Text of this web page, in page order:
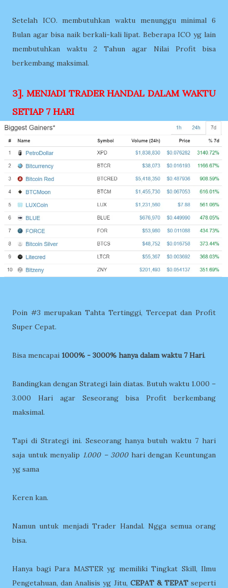
Setelah ICO. membutuhkan waktu menunggu minimal 6
Bulan agar bisa naik berkali-kali lipat. Beberapa ICO yg lain
membutuhkan waktu 2 Tahun agar Nilai Profit bisa
berkembang maksimal.
3]. MENJADI TRADER HANDAL DALAM WAKTU
SETIAP 7 HARI
Poin #3 merupakan Tahta Tertinggi, Tercepat dan Profit
Super Cepat.
Bisa mencapai 1000% - 3000% hanya dalam waktu 7 Hari.
Bandingkan dengan Strategi lain diatas. Butuh waktu 1.000 –
3.000 Hari agar Seseorang bisa Profit berkembang
maksimal.
Tapi di Strategi ini. Seseorang hanya butuh waktu 7 hari
saja untuk menyalip 1.000 – 3000hari dengan Keuntungan
yg sama
Keren kan.
Namun untuk menjadi Trader Handal. Ngga semua orang
bisa.
Hanya bagi Para MASTER yg memiliki Tingkat Skill, Ilmu
Pengetahuan, dan Analisis yg Jitu, CEPAT & TEPATseperti